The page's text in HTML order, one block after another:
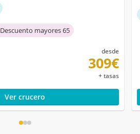
Descuento mayores 65
desde
309€
+ tasas
Ver crucero